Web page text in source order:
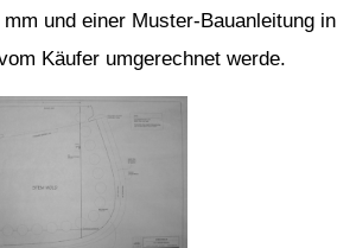
und einer Muster-Bauanleitung in
Käufer umgerechnet werde.